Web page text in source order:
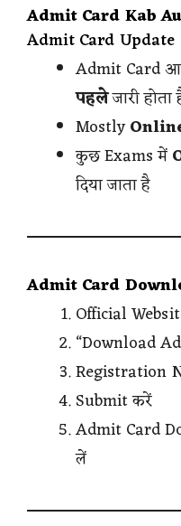
Admit Card Kab
Admit Card Update
Admit Card
पहलेजारी होता
Mostly
कुछ Exams में
दिया जाता है
Admit Card
Official
“Download
Registration
Submit करें
Admit Card
लें